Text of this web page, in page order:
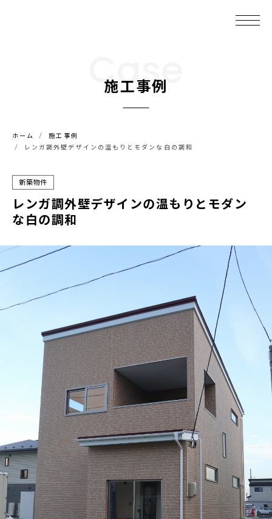
施工事例
Case
ホーム
施工事例
レンガ調外壁デザインの温もりとモダンな白の調和
新築物件
レンガ調外壁デザインの温もりとモダン
な白の調和